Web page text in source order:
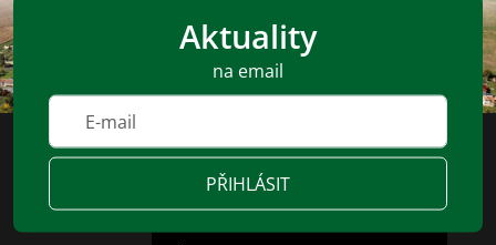
Aktuality
na email
PŘIHLÁSIT